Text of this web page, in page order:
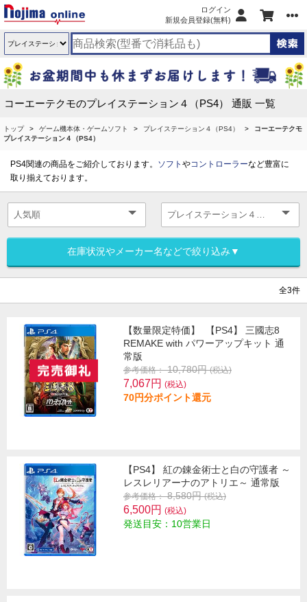
ログイン
新規会員登録(無料)
コーエーテクモのプレイステーション４（PS4） 通販 一覧
トップ ゲーム機本体・ゲームソフト プレイステーション４（PS4）
コーエーテクモ
プレイステーション４（PS4）
PS4関連の商品をご紹介しております。 ソフト やコントローラーなど豊富に
取り揃えております。
在庫状況やメーカー名などで絞り込み▼
全3件
【数量限定特価】
【PS4】 三國志8
REMAKE with パワーアップキット 通
常版
参考価格： 10,780円(税込)
7,067円 (税込)
70円分ポイント還元
【PS4】 紅の錬金術士と白の守護者 ～
レスレリアーナのアトリエ～ 通常版
参考価格： 8,580円(税込)
6,500円 (税込)
発送目安：10営業日